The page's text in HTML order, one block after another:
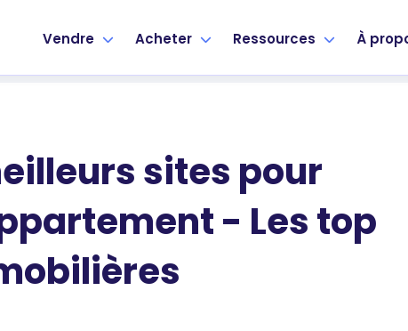
Vendre Acheter Ressources À
sites pour
- Les top